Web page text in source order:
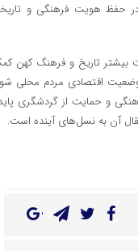
در حفظ هویت فرهنگی و
بیشتر تاریخ و فرهنگ کهن
اقتصادی مردم محلی
و حمایت از گردشگری
آن به نسل‌های آینده است.